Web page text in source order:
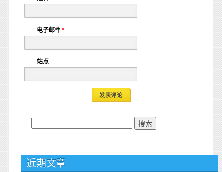
电子邮件 *
站点
近期文章